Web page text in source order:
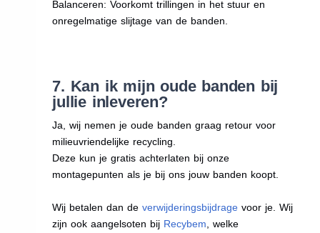
Balanceren: Voorkomt trillingen in het stuur en
onregelmatige slijtage van de banden.
7. Kan ik mijn oude banden bij
jullie inleveren?
Ja, wij nemen je oude banden graag retour voor
milieuvriendelijke recycling.
Deze kun je gratis achterlaten bij onze
montagepunten als je bij ons jouw banden koopt.
Wij betalen dan deverwijderingsbijdrage voor je. Wij
zijn ook aangelsoten bij Recybem , welke